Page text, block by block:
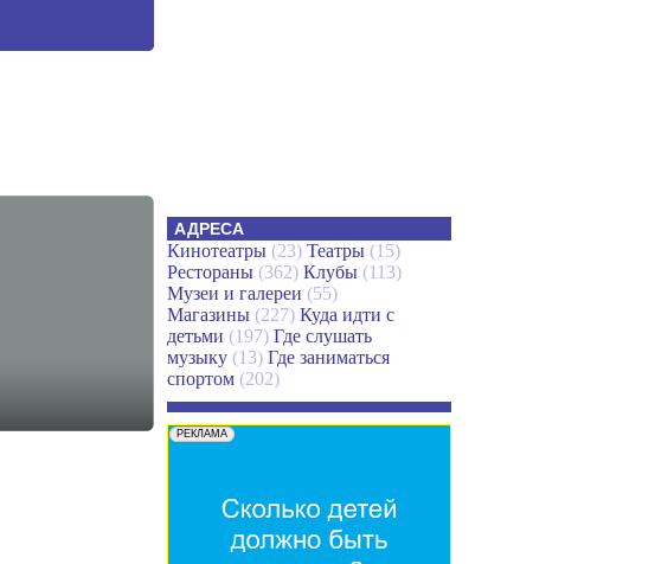
АДРЕСА
Кинотеатры(23) Театры(15)
Рестораны(362) Клубы(113)
Музеи и галереи (55)
Магазины(227) Куда идти с
детьми (197) Где слушать
музыку(13) Где заниматься
спортом(202)